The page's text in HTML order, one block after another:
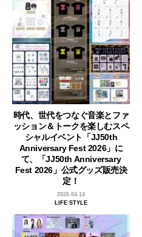
時代、世代をつなぐ音楽とファ
ッション＆トークを楽しむスペ
シャルイベント「JJ50th
Anniversary Fest 2026」に
て、「JJ50th Anniversary
Fest 2026」公式グッズ販売決
定！
2026.04.14
LIFE STYLE